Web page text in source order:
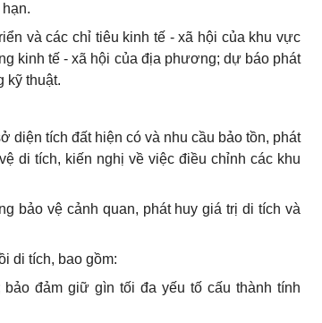
và các chỉ tiêu kinh tế - xã hội của khu vực
kinh tế - xã hội của địa phương; dự báo phát
kỹ thuật.
diện tích đất hiện có và nhu cầu bảo tồn, phát
di tích, kiến nghị về việc điều chỉnh các khu
bảo vệ cảnh quan, phát huy giá trị di tích và
di tích, bao gồm:
đảm giữ gìn tối đa yếu tố cấu thành tính